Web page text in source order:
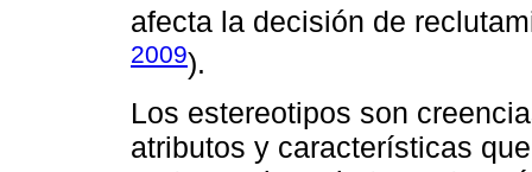
afecta la decisión de
2009).
Los estereotipos son
atributos y características